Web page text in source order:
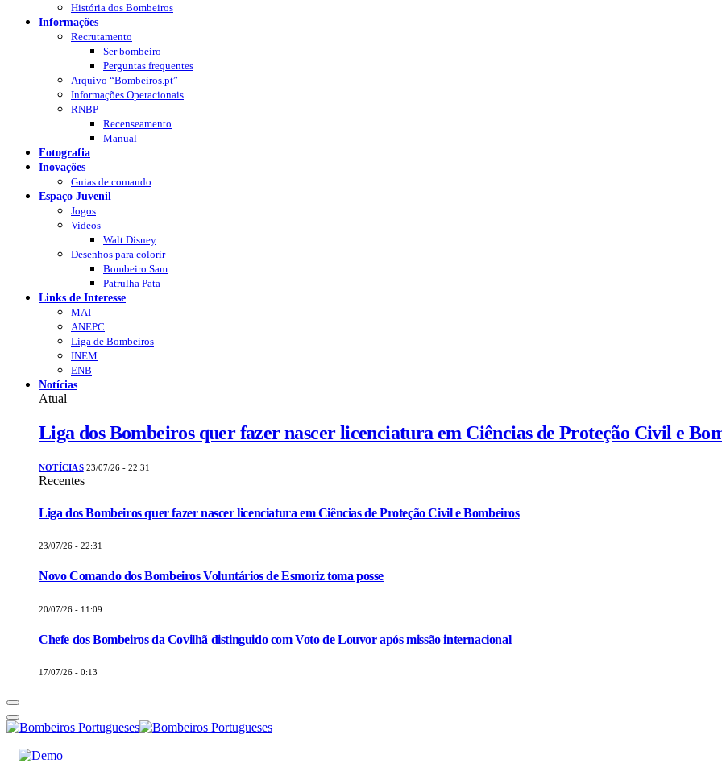
História dos Bombeiros
Informações
Recrutamento
Ser bombeiro
Perguntas frequentes
Arquivo “Bombeiros.pt”
Informações Operacionais
RNBP
Recenseamento
Manual
Fotografia
Inovações
Guias de comando
Espaço Juvenil
Jogos
Videos
Walt Disney
Desenhos para colorir
Bombeiro Sam
Patrulha Pata
Links de Interesse
MAI
ANEPC
Liga de Bombeiros
INEM
ENB
Notícias
Atual
Liga dos Bombeiros quer fazer nascer licenciatura em Ciências de Proteção Civil e
NOTÍCIAS 23/07/26 - 22:31
Recentes
Liga dos Bombeiros quer fazer nascer licenciatura em Ciências de Proteção Civil e Bombeiros
23/07/26 - 22:31
Novo Comando dos Bombeiros Voluntários de Esmoriz toma posse
20/07/26 - 11:09
Chefe dos Bombeiros da Covilhã distinguido com Voto de Louvor após missão internacional
17/07/26 - 0:13